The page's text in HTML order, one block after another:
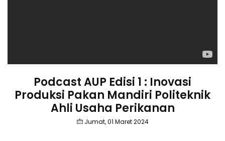
Podcast AUP Edisi 1 : Inovasi
Produksi Pakan Mandiri Politeknik
Ahli Usaha Perikanan
Jumat, 01 Maret 2024